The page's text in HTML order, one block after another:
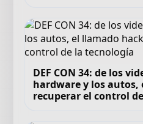
DEF CON 34: de los
hardware y los autos,
recuperar el control